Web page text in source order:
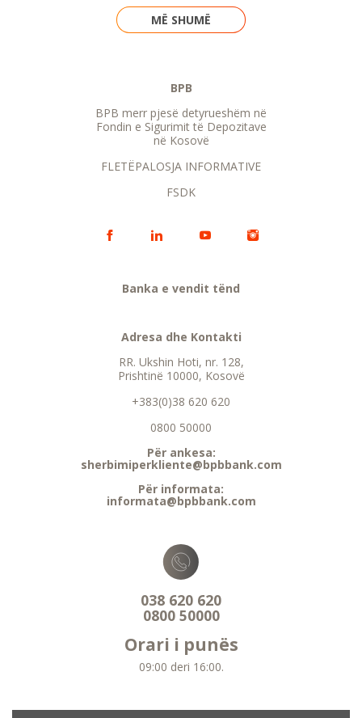
MË SHUMË
BPB
BPB merr pjesë detyrueshëm në
Fondin e Sigurimit të Depozitave
në Kosovë
FLETËPALOSJA INFORMATIVE
FSDK
Banka e vendit tënd
Adresa dhe Kontakti
RR. Ukshin Hoti, nr. 128,
Prishtinë 10000, Kosovë
+383(0)38 620 620
0800 50000
Për ankesa:
sherbimiperkliente@bpbbank.com
Për informata:
informata@bpbbank.com
038 620 620
0800 50000
Orari i punës
09:00 deri 16:00.